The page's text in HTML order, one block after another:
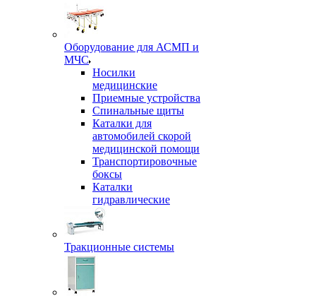
Оборудование для АСМП и
МЧС
Носилки
медицинские
Приемные устройства
Спинальные щиты
Каталки для
автомобилей скорой
медицинской помощи
Транспортировочные
боксы
Каталки
гидравлические
Тракционные системы